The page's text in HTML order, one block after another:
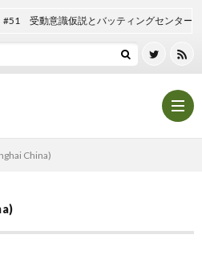
記
受動意識仮説とバッティングセンター
China)